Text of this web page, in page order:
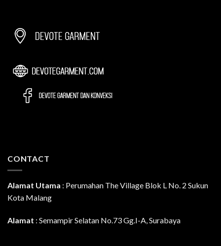
CONTACT
Alamat Utama : Perumahan The Village Blok L No. 2 Sukun
Kota Malang
Alamat : Semampir Selatan No.73 Gg.I-A, Surabaya